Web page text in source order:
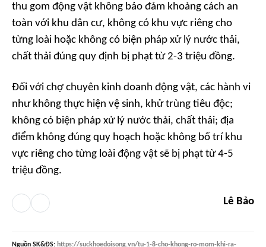
thu gom động vật không bảo đảm khoảng cách an
toàn với khu dân cư, không có khu vực riêng cho
từng loài hoặc không có biện pháp xử lý nước thải,
chất thải đúng quy định bị phạt từ 2-3 triệu đồng.
Đối với chợ chuyên kinh doanh động vật, các hành vi
như không thực hiện vệ sinh, khử trùng tiêu độc;
không có biện pháp xử lý nước thải, chất thải; địa
điểm không đúng quy hoạch hoặc không bố trí khu
vực riêng cho từng loài động vật sẽ bị phạt từ 4-5
triệu đồng.
Lê Bảo
Nguồn SK&ĐS: https://suckhoedoisong.vn/tu-1-8-cho-khong-ro-mom-khi-ra-